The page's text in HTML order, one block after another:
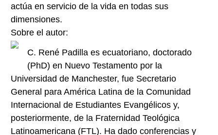
actúa en servicio de la vida en todas sus
dimensiones.
Sobre el autor:
C. René Padilla es ecuatoriano, doctorado
(PhD) en Nuevo Testamento por la
Universidad de Manchester, fue Secretario
General para América Latina de la Comunidad
Internacional de Estudiantes Evangélicos y,
posteriormente, de la Fraternidad Teológica
Latinoamericana (FTL). Ha dado conferencias y